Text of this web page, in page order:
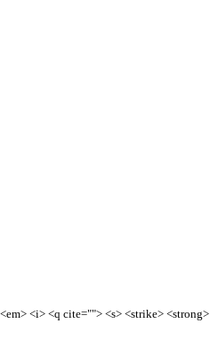
<i> <q cite=""> <s> <strike> <strong>